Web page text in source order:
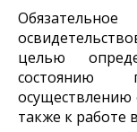
целью
состоянию
осуществлению
также к работе